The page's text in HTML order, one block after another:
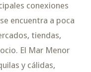
conexiones
encuentra a poca
tiendas,
El Mar Menor
y cálidas,